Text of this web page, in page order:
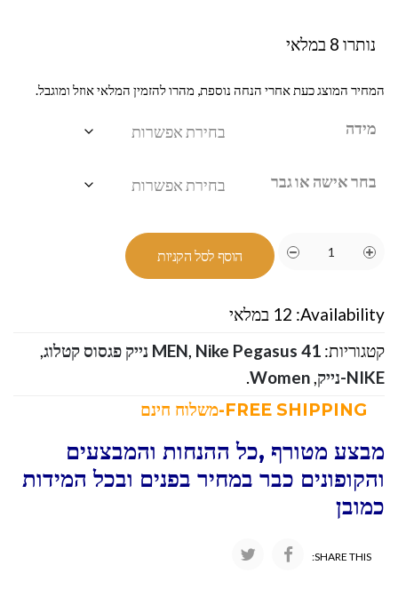
נותרו 8 במלאי
המחיר המוצג כעת אחרי הנחה נוספת, מהרו להזמין המלאי אוזל ומוגבל.
מידה
בחר אישה או גבר
הוסף לסל הקניות
Availability: 12 במלאי
קטגוריות:
MEN, Nike Pegasus 41 נייק פגסוס קטלוג
,
NIKE-נייק
,
Women
.
מבצע מטורף ,כל ההנחות והמבצעים
והקופונים כבר במחיר בפנים ובכל המידות
כמובן
SHARE THIS: